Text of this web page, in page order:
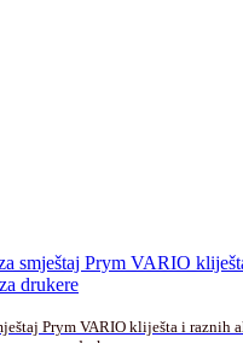
Prym VARIO kliješta i raznih